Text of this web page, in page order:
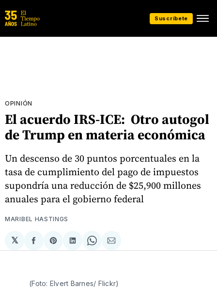
Suscríbete
OPINIÓN
El acuerdo IRS-ICE: Otro autogol
de Trump en materia económica
Un descenso de 30 puntos porcentuales en la
tasa de cumplimiento del pago de impuestos
supondría una reducción de $25,900 millones
anuales para el gobierno federal
MARIBEL HASTINGS
𝕏
Compartir
en
Share
on
Compartir
en
Share
on
Compartir
via
(Foto: Elvert Barnes/ Flickr)